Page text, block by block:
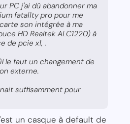
PC j'ai dû abandonner ma
fatal1ty pro pour me
son intégrée à ma
HD Realtek ALC1220) à
de pcie x1, .
le faut un changement de
externe.
suffisamment pour
un casque à default de